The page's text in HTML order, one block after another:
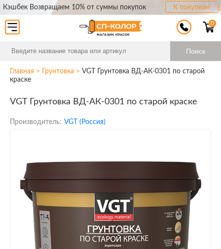
Кэшбек Возвращаем 10% от суммы покупок К покупкам
Поиск
0
Главная > Грунтовка > VGT Грунтовка ВД-АК-0301 по старой
краске
VGT Грунтовка ВД-АК-0301 по старой краске
Производитель: VGT (Россия)